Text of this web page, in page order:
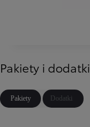
Pakiety i dodatki
Pakiety Dodatki